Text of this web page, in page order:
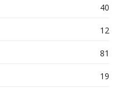
40
12
81
19